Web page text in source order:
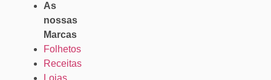
As
nossas
Marcas
Folhetos
Receitas